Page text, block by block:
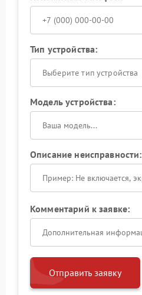
Тип устройства:
Выберите тип устройства
Модель устройства:
Описание неисправности:
Комментарий к заявке:
Отправить заявку